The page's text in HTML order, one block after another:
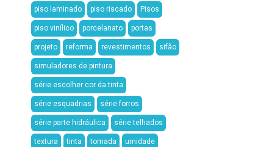
piso laminado piso riscado Pisos
piso vinílico porcelanato portas
projeto reforma revestimentos sifão
simuladores de pintura
série escolher cor da tinta
série esquadrias série forros
série parte hidráulica série telhados
textura tinta tomada umidade